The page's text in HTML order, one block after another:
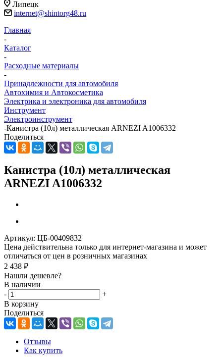
Липецк
internet@shintorg48.ru
Главная
-
Каталог
-
Расходные материалы
-
Принадлежности для автомобиля
Автохимия и Автокосметика
Электрика и электроника для автомобиля
Инструмент
Электроинструмент
-Канистра (10л) металлическая ARNEZI A1006332
Поделиться
Канистра (10л) металлическая
ARNEZI A1006332
Артикул: ЦБ-00409832
Цена действительна только для интернет-магазина и может
отличаться от цен в розничных магазинах
2 438 ₽
Нашли дешевле?
В наличии
-
+
В корзину
Поделиться
Отзывы
Как купить